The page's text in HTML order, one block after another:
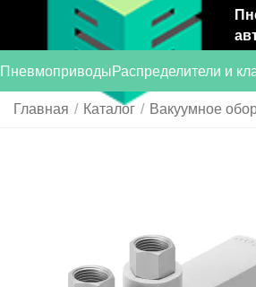
ПневмоприводыРаспределители и
Главная / Каталог / Вакуумное